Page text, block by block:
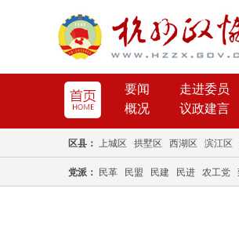
要闻 走进委员
概况
议政建言
区县： 上城区 拱墅区 西湖区 滨江区
党派： 民革 民盟 民建 民进 农工党